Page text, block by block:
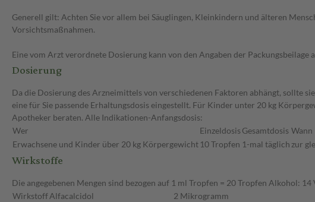
Generell gilt: Achten Sie vor allem bei Säuglingen, Kleinkindern und älteren
Vorsichtsmaßnahmen.
Eine vom Arzt verordnete Dosierung kann von den Angaben der
Dosierung
Da die Dosierung des Arzneimittels von verschiedenen Faktoren abhängt, sollte
eine für Sie passende Erhaltungsdosis eingestellt. Für Kinder unter 20 kg
Apotheker beraten. Alle Indikationen-Anfangsdosis:
Wer
Einzeldosis Gesamtdosis Wann
Erwachsene und Kinder über 20 kg Körpergewicht 10 Tropfen 1-mal täglich zur
Wirkstoffe
Die angegebenen Mengen sind bezogen auf 1 ml Tropfen = 20 Tropfen Alkohol:
WirkstoffAlfacalcidol
2 Mikrogramm